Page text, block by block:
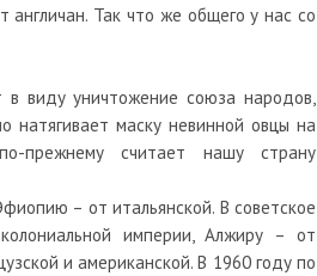
Так что же общего у нас со
в виду уничтожение союза народов,
натягивает маску невинной овцы на
считает нашу страну
– от итальянской. В советское
империи, Алжиру – от
и американской. В 1960 году по